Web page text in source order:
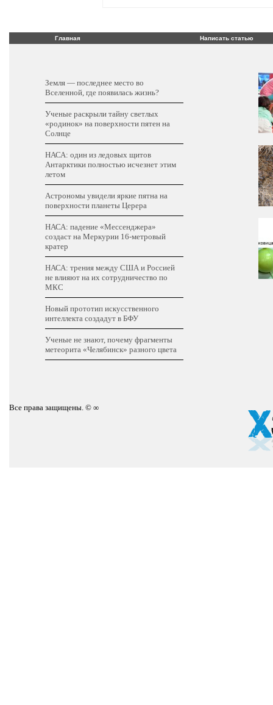
Главная Написать статью
Земля — последнее место во
Вселенной, где появилась жизнь?
Ученые раскрыли тайну светлых
«родинок» на поверхности пятен на
Солнце
НАСА: один из ледовых щитов
Антарктики полностью исчезнет этим
летом
Астрономы увидели яркие пятна на
поверхности планеты Церера
НАСА: падение «Мессенджера»
создаст на Меркурии 16-метровый
кратер
НАСА: трения между США и Россией
не влияют на их сотрудничество по
МКС
Новый прототип искусственного
интеллекта создадут в БФУ
Ученые не знают, почему фрагменты
метеорита «Челябинск» разного цвета
Все права защищены. © ∞